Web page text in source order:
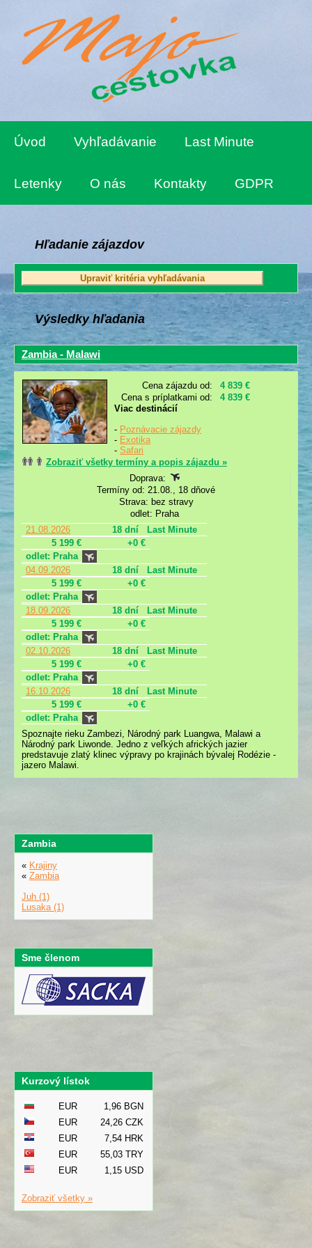
Úvod Vyhľadávanie Last Minute
Letenky O nás Kontakty GDPR
Hľadanie zájazdov
Výsledky hľadania
Zambia - Malawi
Cena zájazdu od:
4 839 €
Cena s príplatkami od:
4 839 €
Viac destinácií
- Poznávacie zájazdy
- Exotika
- Safari
Zobraziť všetky termíny a popis zájazdu »
Doprava:
Termíny od: 21.08., 18 dňové
Strava: bez stravy
odlet: Praha
21.08.2026
18 dní
Last Minute
5 199 €
+0 €
odlet: Praha
04.09.2026
18 dní
Last Minute
5 199 €
+0 €
odlet: Praha
18.09.2026
18 dní
Last Minute
5 199 €
+0 €
odlet: Praha
02.10.2026
18 dní
Last Minute
5 199 €
+0 €
odlet: Praha
16.10.2026
18 dní
Last Minute
5 199 €
+0 €
odlet: Praha
Spoznajte rieku Zambezi, Národný park Luangwa, Malawi a
Národný park Liwonde. Jedno z veľkých afrických jazier
predstavuje zlatý klinec výpravy po krajinách bývalej Rodézie -
jazero Malawi.
Zambia
« Krajiny
« Zambia
Juh (1)
Lusaka (1)
Sme členom
Kurzový lístok
EUR
1,96 BGN
EUR
24,26 CZK
EUR
7,54 HRK
EUR
55,03 TRY
EUR
1,15 USD
Zobraziť všetky »